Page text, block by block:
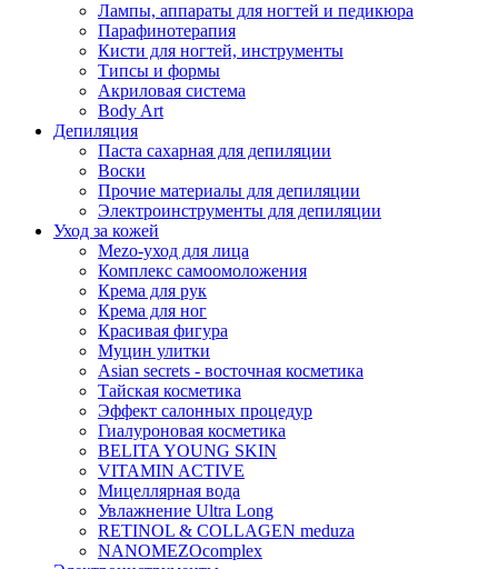
Лампы, аппараты для ногтей и педикюра
Парафинотерапия
Кисти для ногтей, инструменты
Типсы и формы
Акриловая система
Body Art
Депиляция
Паста сахарная для депиляции
Воски
Прочие материалы для депиляции
Электроинструменты для депиляции
Уход за кожей
Mezo-уход для лица
Комплекс самоомоложения
Крема для рук
Крема для ног
Красивая фигура
Муцин улитки
Asian seсrets - восточная косметика
Тайская косметика
Эффект салонных процедур
Гиалуроновая косметика
BELITA YOUNG SKIN
VITAMIN ACTIVE
Мицеллярная вода
Увлажнение Ultra Long
RETINOL & COLLAGEN meduza
NANOMEZOcomplex